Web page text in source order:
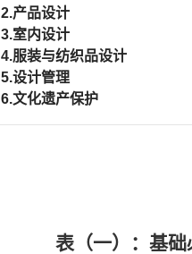
2.产品设计
3.室内设计
4.服装与纺织品设计
5.设计管理
6.文化遗产保护
表（一）：基础